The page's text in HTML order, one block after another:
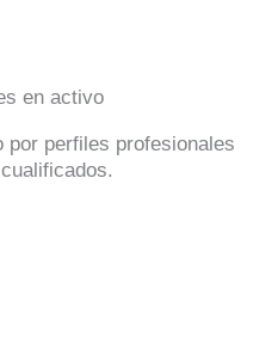
en activo
por perfiles profesionales